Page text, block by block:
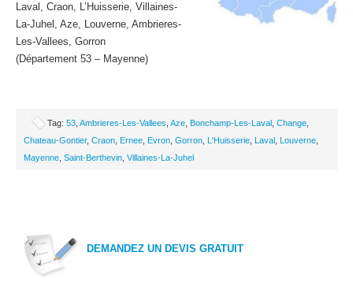
Laval, Craon, L’Huisserie, Villaines-
La-Juhel, Aze, Louverne, Ambrieres-
Les-Vallees, Gorron
(Département 53 – Mayenne)
Tag: 53 Ambrieres-Les-Vallees Aze Bonchamp-Les-Laval Change
Chateau-Gontier, Craon Ernee Evron Gorron L'Huisserie Laval Louverne
Mayenne Saint-Berthevin Villaines-La-Juhel
DEMANDEZ UN DEVIS GRATUIT